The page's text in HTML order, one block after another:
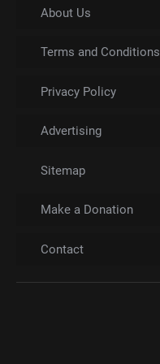
About Us
Terms and Conditions
Privacy Policy
Advertising
Sitemap
Make a Donation
Contact